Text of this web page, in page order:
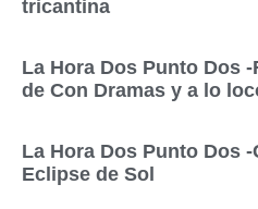
tricantina
La Hora Dos Punto Dos
de Con Dramas y a lo
La Hora Dos Punto Dos
Eclipse de Sol